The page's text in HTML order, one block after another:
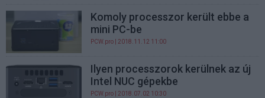
Komoly processzor került ebbe a
mini PC-be
PCW.pro | 2018.11.12 11:00
Ilyen processzorok kerülnek az új
Intel NUC gépekbe
PCW.pro | 2018.07.02 10:30